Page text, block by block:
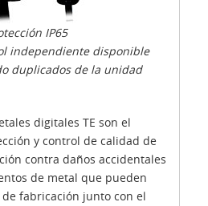
IP65
independiente disponible
duplicados de la unidad
digitales TE son el
y control de calidad de
contra daños accidentales
de metal que pueden
fabricación junto con el